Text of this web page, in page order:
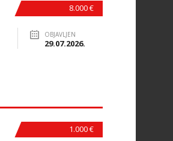
8.000 €
OBJAVLJEN
29.07.2026.
1.000 €